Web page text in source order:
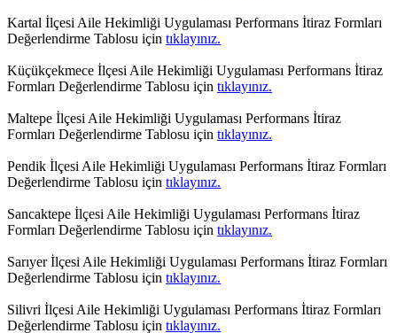
Kartal İlçesi Aile Hekimliği Uygulaması Performans İtiraz Formları
Değerlendirme Tablosu için tıklayınız.
Küçükçekmece İlçesi Aile Hekimliği Uygulaması Performans İtiraz
Formları Değerlendirme Tablosu için tıklayınız.
Maltepe İlçesi Aile Hekimliği Uygulaması Performans İtiraz
Formları Değerlendirme Tablosu için tıklayınız.
Pendik İlçesi Aile Hekimliği Uygulaması Performans İtiraz Formları
Değerlendirme Tablosu için tıklayınız.
Sancaktepe İlçesi Aile Hekimliği Uygulaması Performans İtiraz
Formları Değerlendirme Tablosu için tıklayınız.
Sarıyer İlçesi Aile Hekimliği Uygulaması Performans İtiraz Formları
Değerlendirme Tablosu için tıklayınız.
Silivri İlçesi Aile Hekimliği Uygulaması Performans İtiraz Formları
Değerlendirme Tablosu için tıklayınız.